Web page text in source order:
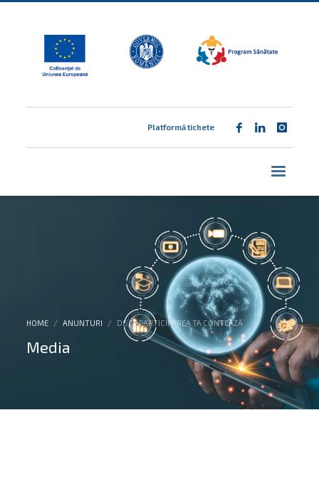
Platformă tichete
HOME ANUNTURI DE CE PARTICIPAREA TA CONTEAZĂ
Media